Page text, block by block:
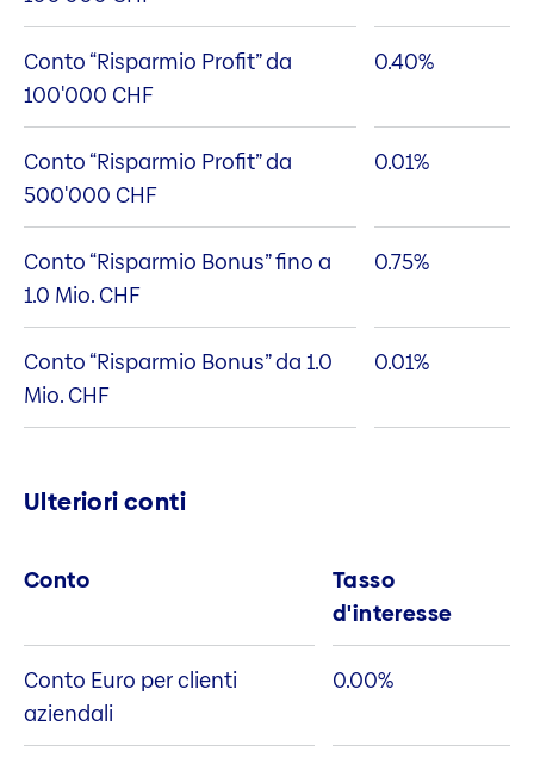
Conto “Risparmio Profit” da
100'000 CHF
0.40%
Conto “Risparmio Profit” da
500'000 CHF
0.01%
Conto “Risparmio Bonus” fino a
1.0 Mio. CHF
0.75%
Conto “Risparmio Bonus” da 1.0
Mio. CHF
0.01%
Ulteriori conti
Conto
Tasso
d'interesse
Conto Euro per clienti
aziendali
0.00%